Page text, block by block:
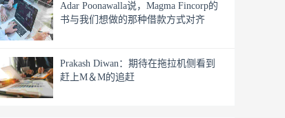
Adar Poonawalla说，Magma Fincorp的
书与我们想做的那种借款方式对齐
Prakash Diwan：期待在拖拉机侧看到
赶上M＆M的追赶